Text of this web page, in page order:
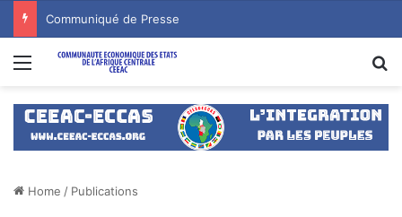
Communiqué de Presse
Menu
Home / Publications